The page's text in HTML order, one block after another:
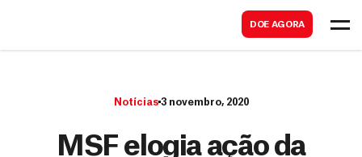
DOE AGORA
Notícias 3 novembro, 2020
MSF elogia ação da
a
r